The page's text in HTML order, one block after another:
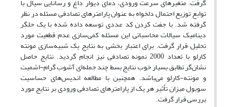
گرفت. متغیرهای سرعت ورودی، دمای دیوار داغ و رسانایی سیال با
توابع توزیع احتمال دلخواه به عنوان پارامترهای تصادفی مسئله در نظر
گرفته شد. با جفت کردن کد عددی توسعه داده شده با یک حلگر
دینامیک سیالات محاسباتی این مسئله کمی‌سازی عدم قطعیت مورد
تحلیل قرار گرفت. برای اعتبار بخشی به نتایج یک شبیه‌سازی مونته
کارلو با تعداد 2000 نمونه تصادفی نیز انجام گردید. نتایج حاصل
نشان‌گر تطابق بسیار خوب نتایج بسط چند جمله‌ای آشوب گرام-اشمیت
و مونته-کارلو می‌باشد. همچنین با مطالعه اندیس‌های حساسیت
سوبول میزان تأثیر هر یک از پارامترهای تصادفی ورودی بر نتایج مورد
بررسی قرار گرفت.